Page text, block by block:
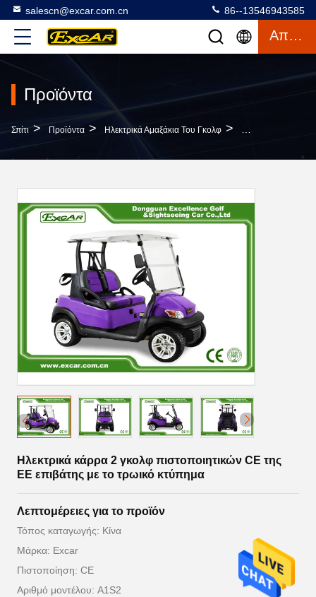
salescn@excar.com.cn 86--13546943585
Απόσπασμα
Προϊόντα
Σπίτι > Προϊόντα > Ηλεκτρικά Αμαξάκια Του Γκολφ > Ηλεκτρικά Κάρρα
Ηλεκτρικά κάρρα 2 γκολφ πιστοποιητικών CE της
ΕΕ επιβάτης με το τρωικό κτύπημα
Λεπτομέρειες για το προϊόν
Τόπος καταγωγής: Κίνα
Μάρκα: Excar
Πιστοποίηση: CE
Αριθμό μοντέλου: A1S2